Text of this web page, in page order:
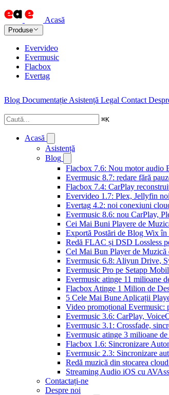
Acasă
Produse
Evervideo
Evermusic
Flacbox
Evertag
Blog Documentație Asistență Legal Contact
⌘K
Acasă
Asistență
Blog
Flacbox 7.6: Nou motor audio
Evermusic 8.7: redare fără
Flacbox 7.4: CarPlay
Evervideo 1.7: Plex, Jellyfin
Evertag 4.2: noi conexiuni
Evermusic 8.6: nou CarPlay,
Cei Mai Buni Playere de
Exportă Postări de Blog Wix
Redă FLAC și DSD Lossless
Cel Mai Bun Player de Muzică
Evermusic 6.8: Aliyun Drive,
Evermusic Pro pe Setapp
Evermusic atinge 11 milioane
Flacbox Atinge 1 Milion de
5 Cele Mai Bune Aplicații
Video promoțional Evermusic:
Evermusic 3.6: CarPlay,
Evermusic 3.1: Crossfade,
Evermusic atinge 3 milioane
Flacbox 1.6: Sincronizare
Evermusic 2.3: Sincronizare
Redă muzică din stocarea
Streaming Audio iOS cu
Contactați-ne
Despre noi